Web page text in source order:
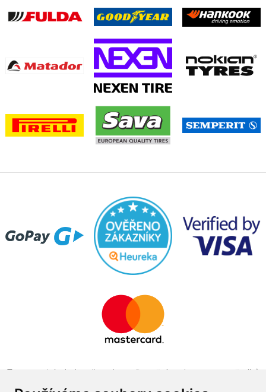
Tento projekt byl realizován za finanční podpory z prostředků